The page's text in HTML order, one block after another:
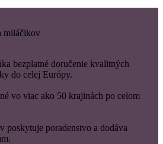
miláčikov
bezplatné doručenie kvalitných
do celej Európy.
vo viac ako 50 krajinách po celom
poskytuje poradenstvo a dodáva